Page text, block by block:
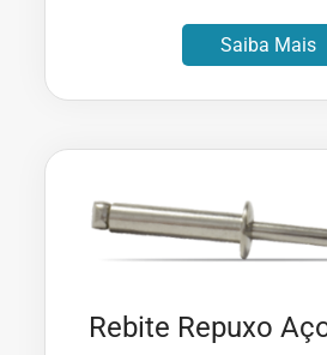
Saiba Mais
Rebite Repuxo